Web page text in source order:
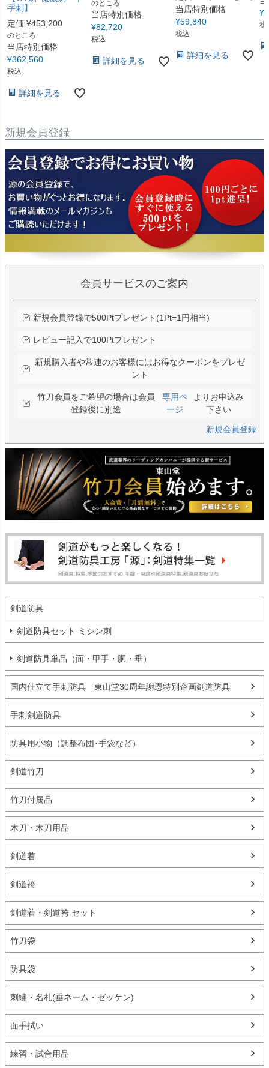
字刺】
定価 ¥453,200
のところ
当店特別価格
¥362,560
税込
詳細を見る
のところ
当店特別価格
¥82,720
税込
詳細を見る
当店特別価格
¥59,840
税込
詳細を見る
¥
税
新規会員登録
会員サービスのご案内
新規会員登録で500Ptプレゼント(1Pt=1円相当)
レビュー記入で100Ptプレゼント
新規購入者や常連のお客様にはお得なクーポンをプレゼ
ント
竹刀会員をご希望の場合は会員
登録後に別途
専用ペ
ージ
よりお申込み
下さい
新規会員登録
剣道防具
剣道防具セット ミシン刺
剣道防具単品（面・甲手・胴・垂）
国内仕立て手刺防具 東山堂30周年謝恩特別企画剣道防具
手刺剣道防具
防具用小物（調整布団･手袋など）
剣道竹刀
竹刀付属品
木刀・木刀用品
剣道着
剣道袴
剣道着・剣道袴 セット
竹刀袋
防具袋
刺繍・名札(垂ネーム・ゼッケン)
面手拭い
練習・試合用品